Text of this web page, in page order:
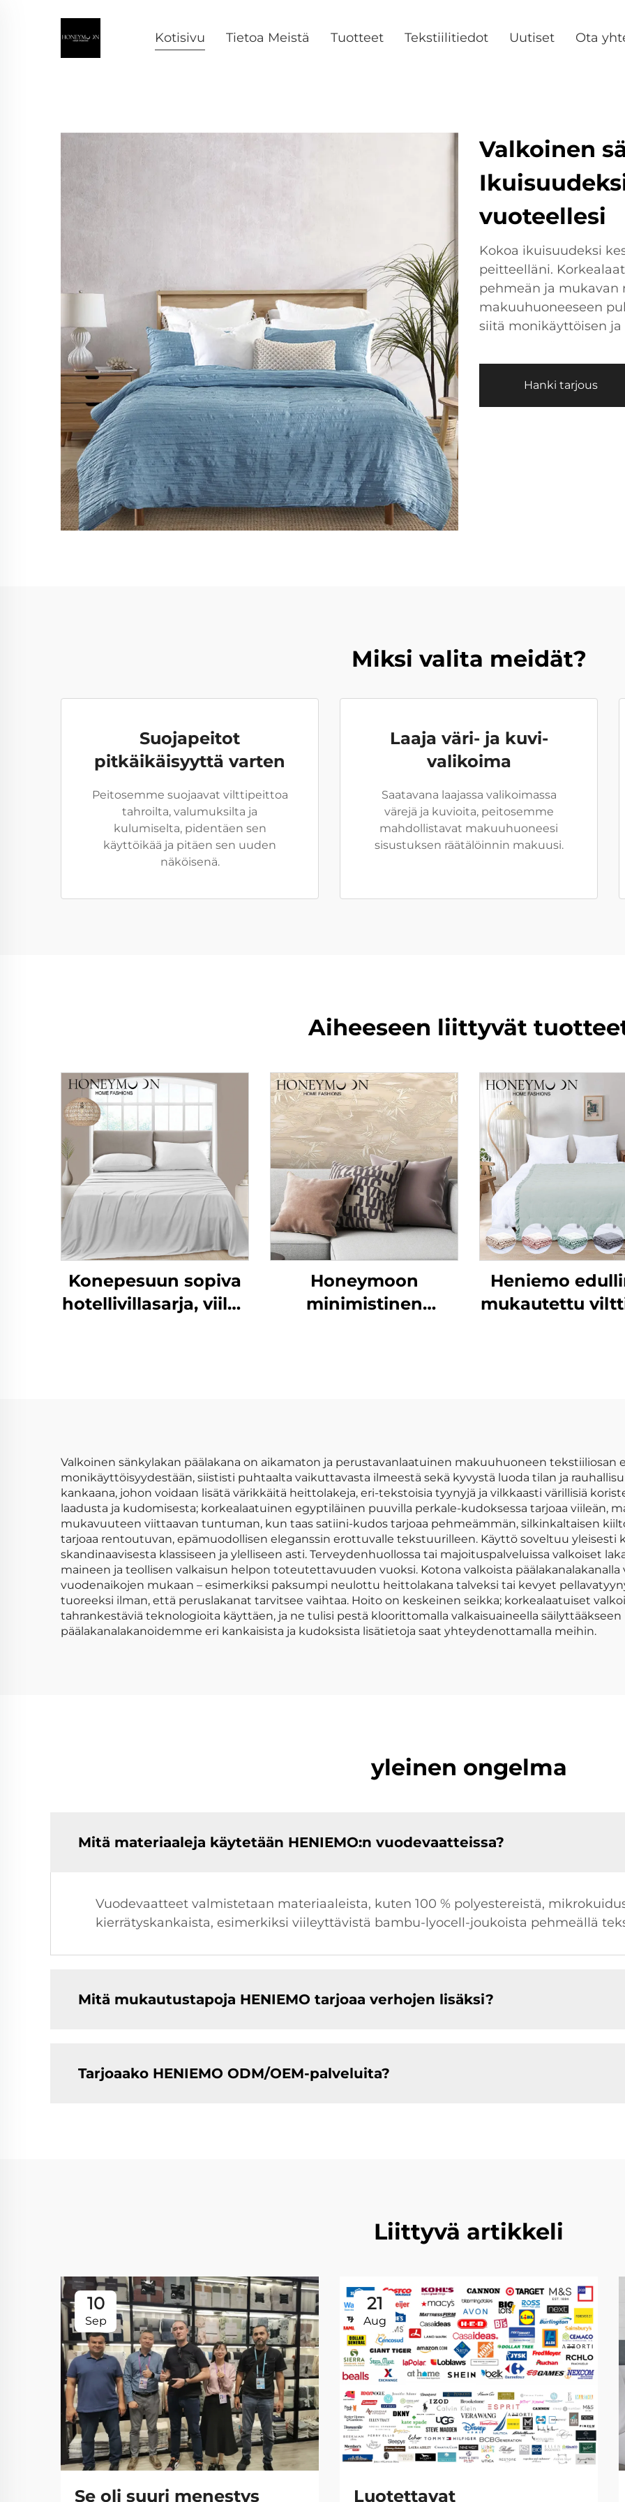
Kotisivu Tietoa Meistä Tuotteet Tekstiilitiedot Uutiset Ota
Valkoinen
vuoteellesi
Kokoa ikuisuudeksi
peitteelläni.
pehmeän ja mukavan
makuuhuoneeseen
siitä monikäyttöisen ja
Hanki tarjous
Miksi valita meidät?
Suojapeitot
pitkäikäisyyttä varten
Peitosemme suojaavat vilttipeittoa
tahroilta, valumuksilta ja
kulumiselta, pidentäen sen
käyttöikää ja pitäen sen uuden
näköisenä.
Laaja väri- ja kuvi-
valikoima
Saatavana laajassa valikoimassa
värejä ja kuvioita, peitosemme
mahdollistavat makuuhuoneesi
sisustuksen räätälöinnin makuusi.
Aiheeseen liittyvät
Konepesuun sopiva
hotellivillasarja, viileä
Honeymoon
minimistinen
Heniemo
mukautettu
Valkoinen sänkylakan päälakana on aikamaton ja perustavanlaatuinen makuuhuoneen tekstiiliosan
monikäyttöisyydestään, siististi puhtaalta vaikuttavasta ilmeestä sekä kyvystä luoda tilan ja
kankaana, johon voidaan lisätä värikkäitä heittolakeja, eri-tekstoisia tyynyjä ja vilkkaasti värillisiä
laadusta ja kudomisesta; korkealaatuinen egyptiläinen puuvilla perkale-kudoksessa tarjoaa viileän,
mukavuuteen viittaavan tuntuman, kun taas satiini-kudos tarjoaa pehmeämmän, silkinkaltaisen
tarjoaa rentoutuvan, epämuodollisen eleganssin erottuvalle tekstuurilleen. Käyttö soveltuu yleisesti
skandinaavisesta klassiseen ja ylelliseen asti. Terveydenhuollossa tai majoituspalveluissa valkoiset
maineen ja teollisen valkaisun helpon toteutettavuuden vuoksi. Kotona valkoista päälakanalakanalla
vuodenaikojen mukaan – esimerkiksi paksumpi neulottu heittolakana talveksi tai kevyet
tuoreeksi ilman, että peruslakanat tarvitsee vaihtaa. Hoito on keskeinen seikka; korkealaatuiset
tahrankestäviä teknologioita käyttäen, ja ne tulisi pestä kloorittomalla valkaisuaineella säilyttääkseen
päälakanalakanoidemme eri kankaisista ja kudoksista lisätietoja saat yhteydenottamalla meihin.
yleinen ongelma
Mitä materiaaleja käytetään HENIEMO:n vuodevaatteissa?
Vuodevaatteet valmistetaan materiaaleista, kuten 100 % polyestereistä,
kierrätyskankaista, esimerkiksi viileyttävistä bambu-lyocell-joukoista pehmeällä
Mitä mukautustapoja HENIEMO tarjoaa verhojen lisäksi?
Tarjoaako HENIEMO ODM/OEM-palveluita?
Liittyvä artikkeli
10
Sep
Se oli suuri menestys
21
Aug
Luotettavat